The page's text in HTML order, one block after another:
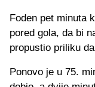
Foden pet minuta
pored gola, da bi
propustio priliku
Ponovo je u 75.